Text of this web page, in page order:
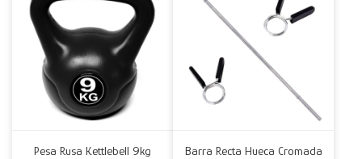
Pesa Rusa Kettlebell 9kg
Barra Recta Hueca Cromada